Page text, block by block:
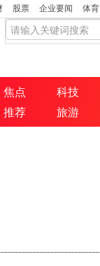
股票 企业要闻 体育
焦点 科技
推荐 旅游